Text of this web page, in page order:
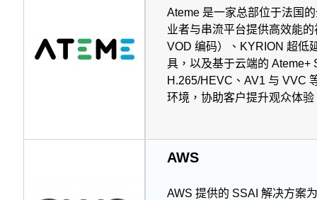
Ateme 是一家总部位于法国
业者与串流平台提供高效能
VOD 编码）、KYRION 超低
具，以及基于云端的 Ateme+
H.265/HEVC、AV1 与 VVC
环境，协助客户提升观众体
AWS
AWS 提供的 SSAI 解决方案